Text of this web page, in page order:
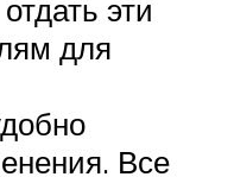
эти
для
Все